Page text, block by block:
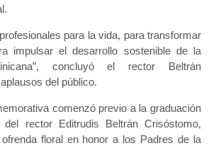
para la vida, para transformar
impulsar el desarrollo sostenible de la
concluyó el rector Beltrán
del público.
comenzó previo a la graduación
rector Editrudis Beltrán Crisóstomo,
floral en honor a los Padres de la